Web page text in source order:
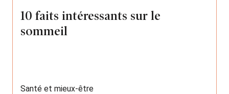
10 faits intéressants sur le
sommeil
Santé et mieux-être